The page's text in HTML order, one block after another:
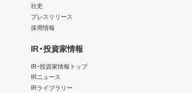
社史
プレスリリース
採用情報
IR・投資家情報
IR・投資家情報トップ
IRニュース
IRライブラリー